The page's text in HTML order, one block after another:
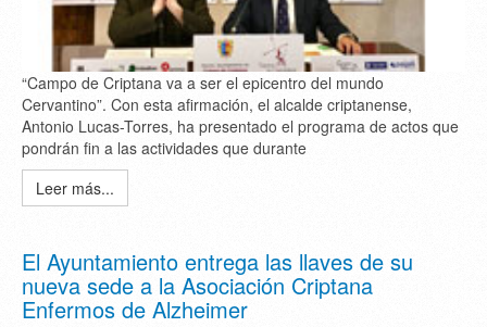
“Campo de Criptana va a ser el epicentro del mundo
Cervantino”. Con esta afirmación, el alcalde criptanense,
Antonio Lucas-Torres, ha presentado el programa de actos que
pondrán fin a las actividades que durante
Leer más...
El Ayuntamiento entrega las llaves de su
nueva sede a la Asociación Criptana
Enfermos de Alzheimer